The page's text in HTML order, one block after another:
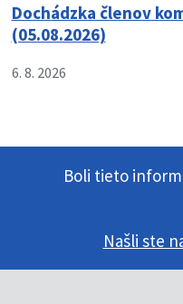
Dochádzka členov
(05.08.2026)
6. 8. 2026
Boli tieto
Našli ste